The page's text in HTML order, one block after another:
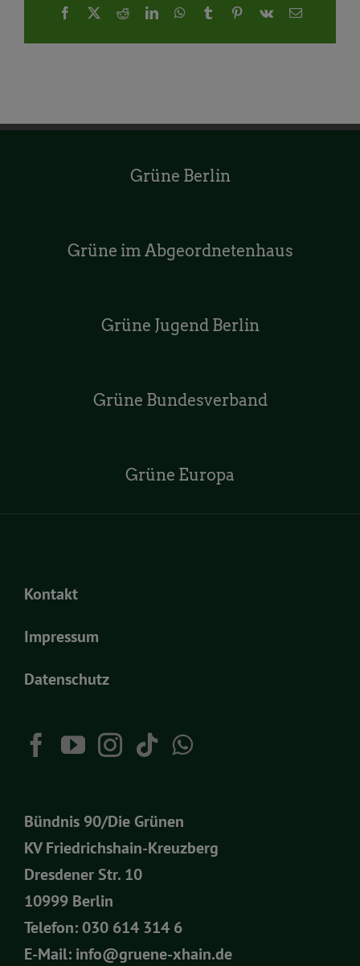
Facebook
X RedditLinkedInWhatsApp
TumblrPinterest
Vk
E-
Grüne Berlin
Grüne im Abgeordnetenhaus
Grüne Jugend Berlin
Grüne Bundesverband
Grüne Europa
Kontakt
Impressum
Datenschutz
Bündnis 90/Die Grünen
KV Friedrichshain-Kreuzberg
Dresdener Str. 10
10999 Berlin
Telefon: 030 614 314 6
E-Mail: info@gruene-xhain.de